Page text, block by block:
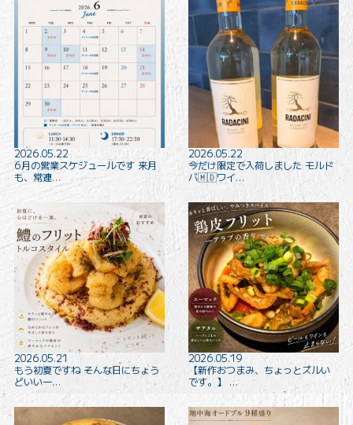
2026.05.22
6月の営業スケジュールです 来月
も、常連…
2026.05.22
今だけ限定で入荷しました モルド
バ🇲🇩ワイ…
2026.05.21
もう初夏ですね そんな日にちょう
どいい一…
2026.05.19
【新作おつまみ、ちょっとズルい
です。】 …